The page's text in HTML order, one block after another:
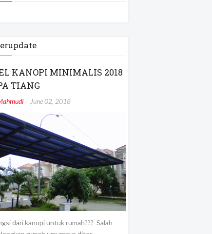
KANOPI MINIMALIS 2018
TIANG
June 02, 2018
dari kanopi untuk rumah??? Salah